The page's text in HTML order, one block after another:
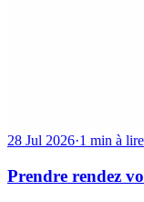
28 Jul 2026·1 min à lire
Prendre rendez